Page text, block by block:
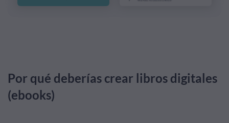
Por qué deberías crear libros digitales
(ebooks)